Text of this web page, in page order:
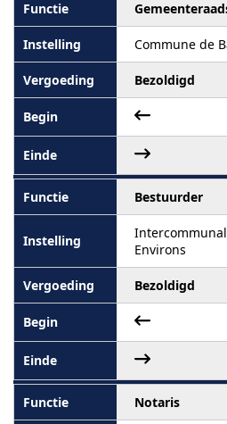
Commune de
Bezoldigd
Bestuurder
Environs
Bezoldigd
Notaris